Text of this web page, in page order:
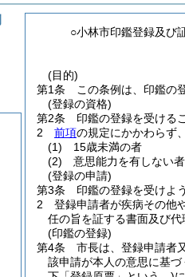
○小林市印鑑登録及び
(目的)
第1条
この条例は、印鑑の
(登録の資格)
第2条
印鑑の登録を受ける
2
前項の規定にかかわらず、
(1)
15歳未満の者
(2)
意思能力を有しない者
(登録の申請)
第3条
印鑑の登録を受けよ
2
登録申請者が疾病その他
任の旨を証する書面及び
(印鑑の登録)
第4条
市長は、登録申請者
該申請が本人の意思に基